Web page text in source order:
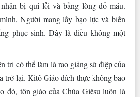
bị qui lỗi và bằng lòng đổ máu.
Người mang lấy bạo lực và biến
phục sinh. Đây là điều không một
tri có thể làm là rao giảng sứ điệp của
trở lại. Kitô Giáo đích thực không bao
đó, tôn giáo của Chúa Giêsu luôn là